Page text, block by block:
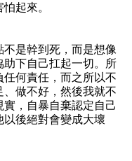
起來。
是幹到死，而是想像
助下自己扛起一切。所
任何責任，而之所以不
做不好，然後我就不
，自暴自棄認定自己
後絕對會變成大壞